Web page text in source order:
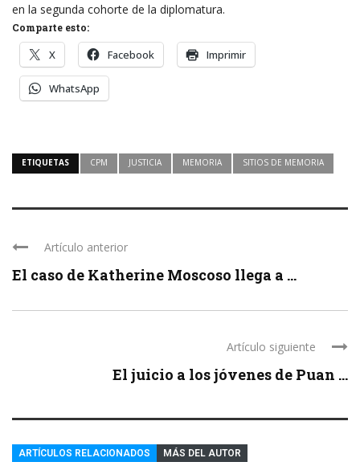
en la segunda cohorte de la diplomatura.
Comparte esto:
X Facebook Imprimir
WhatsApp
ETIQUETAS CPM JUSTICIA MEMORIA SITIOS DE MEMORIA
Artículo anterior
El caso de Katherine Moscoso llega a ...
Artículo siguiente
El juicio a los jóvenes de Puan ...
ARTÍCULOS RELACIONADOS MÁS DEL AUTOR